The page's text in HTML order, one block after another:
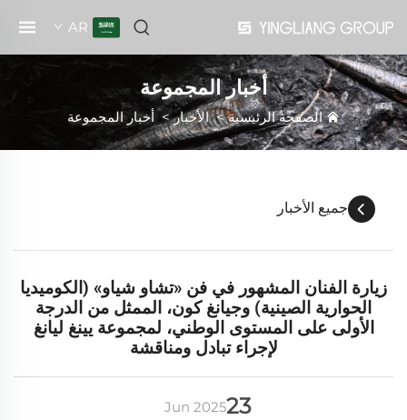
AR
أخبار المجموعة
الصفحة الرئيسية>الأخبار>أخبار المجموعة
جميع الأخبار
زيارة الفنان المشهور في فن «تشاو شياو» (الكوميديا
الحوارية الصينية) وجيانغ كون، الممثل من الدرجة
الأولى على المستوى الوطني، لمجموعة يينغ ليانغ
لإجراء تبادل ومناقشة
23
Jun 2025